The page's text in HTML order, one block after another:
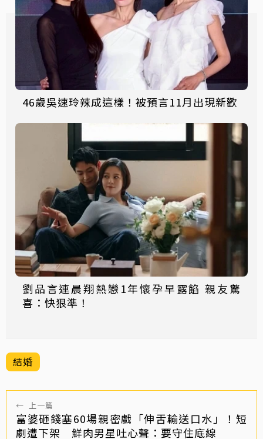
46歲吳速玲辣成這樣！被預言11月出現新歡
劉品言連晨翔熱戀1年懷孕早露餡 親友驚
喜：快狠準！
結婚
← 上一篇
富婆砸錢塞60場親密戲「伸舌輸送口水」！短
劇遭下架 鮮肉男星吐心聲：要守住底線